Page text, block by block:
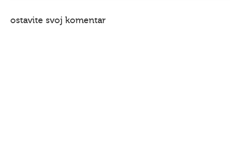
ostavite svoj komentar